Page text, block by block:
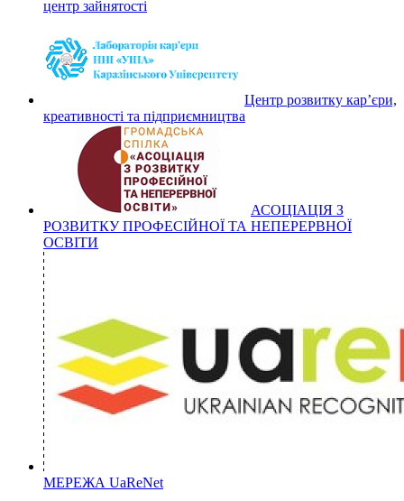
центр зайнятості
Центр розвитку кар’єри,
креативності та підприємництва
АСОЦІАЦІЯ З
РОЗВИТКУ ПРОФЕСІЙНОЇ ТА НЕПЕРЕРВНОЇ
ОСВІТИ
МЕРЕЖА UaReNet